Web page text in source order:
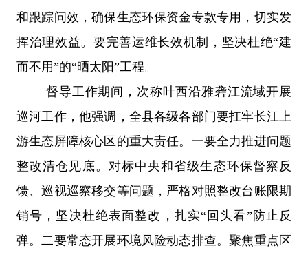
和跟踪问效，确保生态环保资金专款专用，切实发
挥治理效益。要完善运维长效机制，坚决杜绝“建
而不用”的“晒太阳”工程。
督导工作期间，次称叶西沿雅砻江流域开展
巡河工作，他强调，全县各级各部门要扛牢长江上
游生态屏障核心区的重大责任。一要全力推进问题
整改清仓见底。对标中央和省级生态环保督察反
馈、巡视巡察移交等问题，严格对照整改台账限期
销号，坚决杜绝表面整改，扎实“回头看”防止反
弹。二要常态开展环境风险动态排查。聚焦重点区